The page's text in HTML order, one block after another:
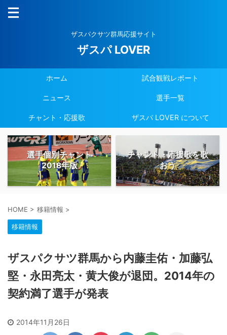
ザスパクサツ群馬応援サイト
ザスパ LOVER
ホーム 試合観戦レポート
ニュース 選手一覧
チャント・応援歌 ザスパ LOVER について
選手個別チャント
2018年版
チャント・応援歌を歌
おう
HOME > 移籍情報 >
移籍情報
ザスパクサツ群馬から内藤圭佑・加藤弘
堅・永田亮太・黄大俊が退団。2014年の
契約満了選手が発表
2014年11月26日